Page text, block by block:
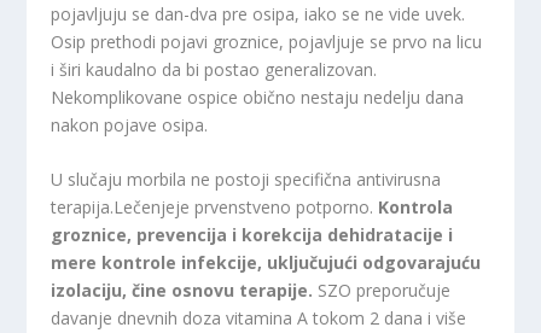
pojavljuju se dan-dva pre osipa, iako se ne vide uvek.
Osip prethodi pojavi groznice, pojavljuje se prvo na licu
i širi kaudalno da bi postao generalizovan.
Nekomplikovane ospice obično nestaju nedelju dana
nakon pojave osipa.
U slučaju morbila ne postoji specifična antivirusna
terapija.Lečenjeje prvenstveno potporno. Kontrola
groznice, prevencija i korekcija dehidratacije i
mere kontrole infekcije, uključujući odgovarajuću
izolaciju, čine osnovu terapije. SZO preporučuje
davanje dnevnih doza vitamina A tokom 2 dana i više